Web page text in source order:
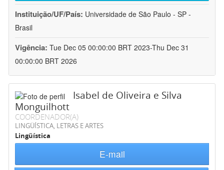
Instituição/UF/País: Universidade de São Paulo - SP -
Brasil
Vigência: Tue Dec 05 00:00:00 BRT 2023-Thu Dec 31
00:00:00 BRT 2026
Isabel de Oliveira e Silva
Monguilhott
COORDENADOR(A)
LINGÜÍSTICA, LETRAS E ARTES
Lingüística
E-mail